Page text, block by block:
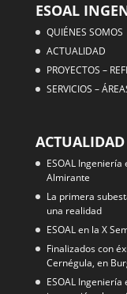
ESOAL
QUIÉNES SOMOS
ACTUALIDAD
PROYECTOS –
SERVICIOS –
ACTUALIDAD
ESOAL
Almirante
La primera
una realidad
ESOAL en la X
Finalizados con
Cernégula, en
ESOAL